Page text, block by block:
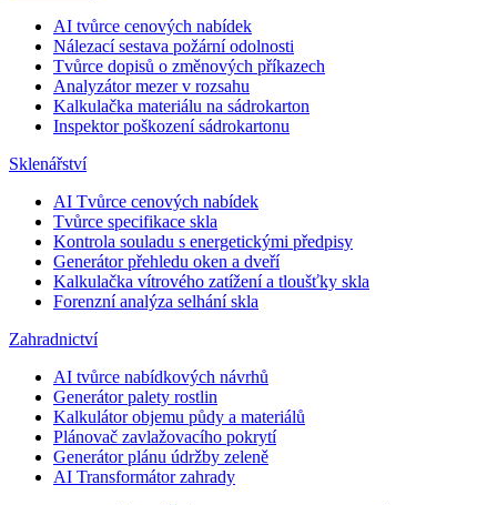
AI tvůrce cenových nabídek
Nálezací sestava požární odolnosti
Tvůrce dopisů o změnových příkazech
Analyzátor mezer v rozsahu
Kalkulačka materiálu na sádrokarton
Inspektor poškození sádrokartonu
Sklenářství
AI Tvůrce cenových nabídek
Tvůrce specifikace skla
Kontrola souladu s energetickými předpisy
Generátor přehledu oken a dveří
Kalkulačka vítrového zatížení a tloušťky skla
Forenzní analýza selhání skla
Zahradnictví
AI tvůrce nabídkových návrhů
Generátor palety rostlin
Kalkulátor objemu půdy a materiálů
Plánovač zavlažovacího pokrytí
Generátor plánu údržby zeleně
AI Transformátor zahrady